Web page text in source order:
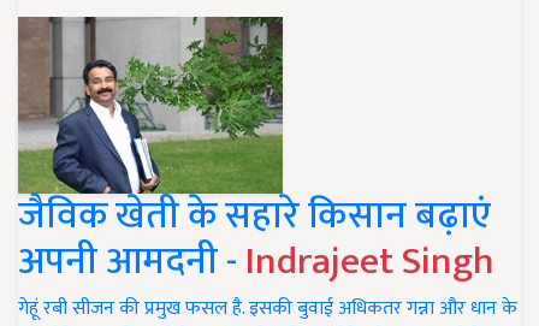
जैविक खेती के सहारे किसान बढ़ाएं
अपनी आमदनी -Indrajeet Singh
गेहूं रबी सीजन की प्रमुख फसल है. इसकी बुवाई अधिकतर गन्ना और धान के